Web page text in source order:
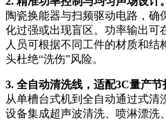
陶瓷换能器与扫频驱动电路，确
化过强或出现盲区。功率输出可
人员可根据不同工件的材质和
头杜绝“洗伤”风险。
3. 全自动清洗线，适配3C量产节
从单槽台式机到全自动通过式清
设备集成超声波清洗、喷淋漂洗